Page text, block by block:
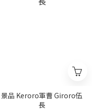
景品 Keroro軍曹 Giroro伍
長